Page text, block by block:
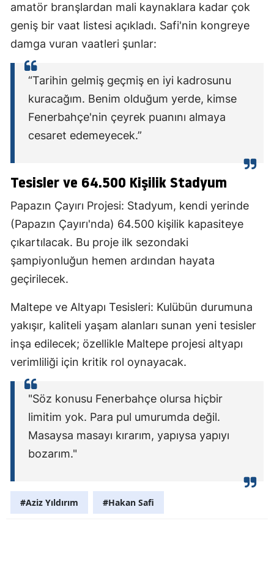
amatör branşlardan mali kaynaklara kadar çok
geniş bir vaat listesi açıkladı. Safi'nin kongreye
damga vuran vaatleri şunlar:
“Tarihin gelmiş geçmiş en iyi kadrosunu
kuracağım. Benim olduğum yerde, kimse
Fenerbahçe'nin çeyrek puanını almaya
cesaret edemeyecek.”
Tesisler ve 64.500 Kişilik Stadyum
Papazın Çayırı Projesi: Stadyum, kendi yerinde
(Papazın Çayırı'nda) 64.500 kişilik kapasiteye
çıkartılacak. Bu proje ilk sezondaki
şampiyonluğun hemen ardından hayata
geçirilecek.
Maltepe ve Altyapı Tesisleri: Kulübün durumuna
yakışır, kaliteli yaşam alanları sunan yeni tesisler
inşa edilecek; özellikle Maltepe projesi altyapı
verimliliği için kritik rol oynayacak.
"Söz konusu Fenerbahçe olursa hiçbir
limitim yok. Para pul umurumda değil.
Masaysa masayı kırarım, yapıysa yapıyı
bozarım."
#Aziz Yıldırım #Hakan Safi